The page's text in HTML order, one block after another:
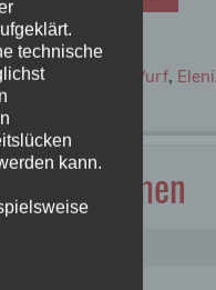
,BenBen E - Wurf, Eleni
Namen
technische
kann.